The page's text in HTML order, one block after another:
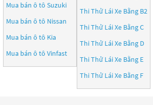
Mua bán ô tô Suzuki
Mua bán ô tô Nissan
Mua bán ô tô Kia
Mua bán ô tô Vinfast
Thi Thử Lái Xe Bằng B2
Thi Thử Lái Xe Bằng C
Thi Thử Lái Xe Bằng D
Thi Thử Lái Xe Bằng E
Thi Thử Lái Xe Bằng F